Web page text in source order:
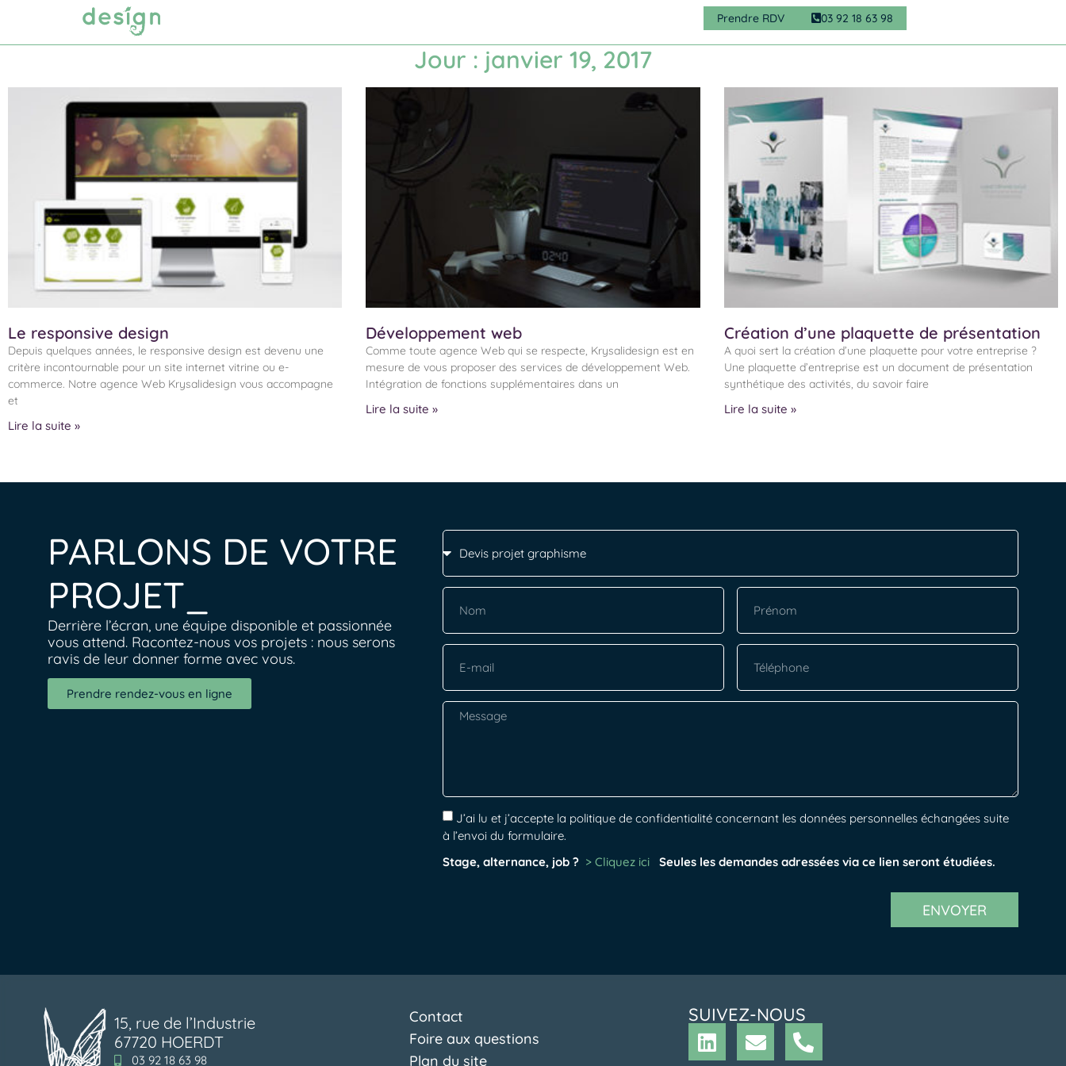
Prendre RDV 03 92 18 63 98
Jour : janvier 19, 2017
Le responsive design
Depuis quelques années, le responsive design est devenu une
critère incontournable pour un site internet vitrine ou e-
commerce. Notre agence Web Krysalidesign vous accompagne
et
Lire la suite »
Développement web
Comme toute agence Web qui se respecte, Krysalidesign est en
mesure de vous proposer des services de développement Web.
Intégration de fonctions supplémentaires dans un
Lire la suite »
Création d’une plaquette de présentation
A quoi sert la création d’une plaquette pour votre entreprise ?
Une plaquette d’entreprise est un document de présentation
synthétique des activités, du savoir faire
Lire la suite »
PARLONS DE VOTRE
PROJET_
Derrière l’écran, une équipe disponible et passionnée
vous attend. Racontez-nous vos projets : nous serons
ravis de leur donner forme avec vous.
Prendre rendez-vous en ligne
J’ai lu et j’accepte la politique de confidentialité concernant les données personnelles échangées suite
à l’envoi du formulaire.
Stage, alternance, job ? > Cliquez ici Seules les demandes adressées via ce lien seront étudiées.
ENVOYER
15, rue de l’Industrie
67720 HOERDT
03 92 18 63 98
Contact
Foire aux questions
Plan du site
SUIVEZ-NOUS